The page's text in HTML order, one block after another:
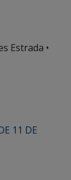
Estrada •
11 DE